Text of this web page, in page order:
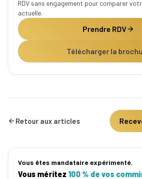
RDV sans engagement pour comparer
actuelle.
Prendre RDV
Télécharger la
Retour aux articles
Vous êtes mandataire expérimenté.
Vous méritez 100 % de vos